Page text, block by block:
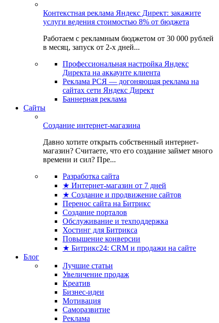
Контекстная реклама Яндекс Директ: закажите
услуги ведения стоимостью 8% от бюджета
Работаем с рекламным бюджетом от 30 000 рублей
в месяц, запуск от 2-х дней...
Профессиональная настройка Яндекс
Директа на аккаунте клиента
Реклама РСЯ — догоняющая реклама на
сайтах сети Яндекс Директ
Баннерная реклама
Сайты
Создание интернет-магазина
Давно хотите открыть собственный интернет-
магазин? Считаете, что его создание займет много
времени и сил? Пре...
Разработка сайта
★ Интернет-магазин от 7 дней
★ Создание и продвижение сайтов
Перенос сайта на Битрикс
Создание порталов
Обслуживание и техподдержка
Хостинг для Битрикса
Повышение конверсии
★ Битрикс24: CRM и продажи на сайте
Блог
Лучшие статьи
Увеличение продаж
Креатив
Бизнес-идеи
Мотивация
Саморазвитие
Реклама